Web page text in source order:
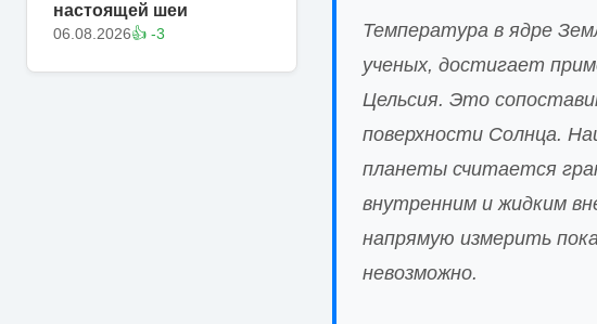
настоящей шеи
06.08.2026👍 -3
Температура в ядре
ученых, достигает
Цельсия. Это
поверхности Солнца.
планеты считается
внутренним и жидким
напрямую измерить
невозможно.